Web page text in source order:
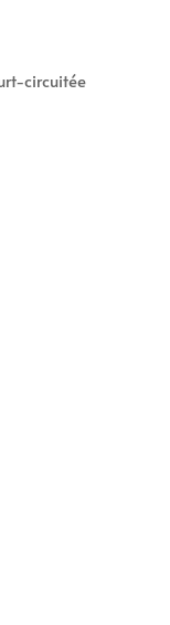
circuitée